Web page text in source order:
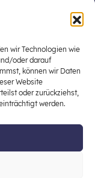
wir Technologien wie
oder darauf
können wir Daten
Website
oder zurückziehst,
werden.
zentraler
einer